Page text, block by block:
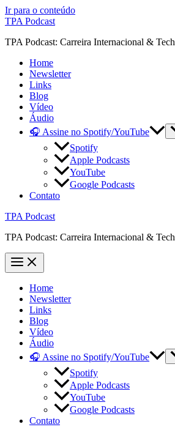
Ir para o conteúdo
TPA Podcast
TPA Podcast: Carreira Internacional & Tech
Home
Newsletter
Links
Blog
Vídeo
Áudio
🎧 Assine no Spotify/YouTube
Spotify
Apple Podcasts
YouTube
Google Podcasts
Contato
TPA Podcast
TPA Podcast: Carreira Internacional & Tech
Home
Newsletter
Links
Blog
Vídeo
Áudio
🎧 Assine no Spotify/YouTube
Spotify
Apple Podcasts
YouTube
Google Podcasts
Contato